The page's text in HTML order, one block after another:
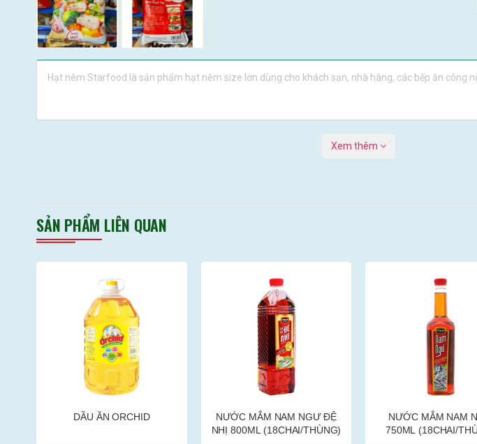
Hạt nêm Starfood là sản phẩm hạt nêm size lớn dùng cho khách sạn, nhà hàng, các bếp ăn công
Xem thêm
SẢN PHẨM LIÊN QUAN
NƯỚC MẮM NAM NGƯ ĐỆ
NƯỚC MẮM NAM NGƯ
750ML (18CHAI/THÙNG)
NƯỚC MẮM
PHAN THIẾT